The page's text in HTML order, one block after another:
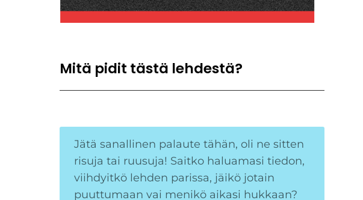
Mitä pidit tästä lehdestä?